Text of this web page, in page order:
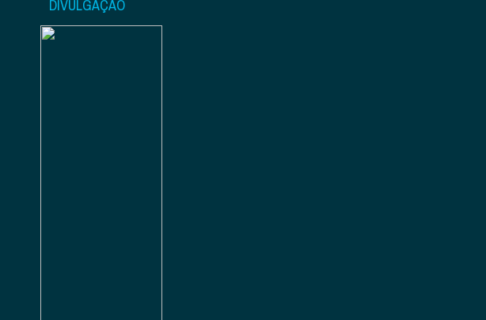
DIVULGAÇÃO